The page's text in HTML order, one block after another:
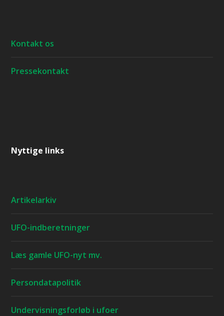
Kontakt os
Pressekontakt
Nyttige links
Artikelarkiv
UFO-indberetninger
Læs gamle UFO-nyt mv.
Persondatapolitik
Undervisningsforløb i ufoer